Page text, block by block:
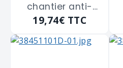
chantier anti-
sueur evo 3 JSP
blanc
19,74€ TTC